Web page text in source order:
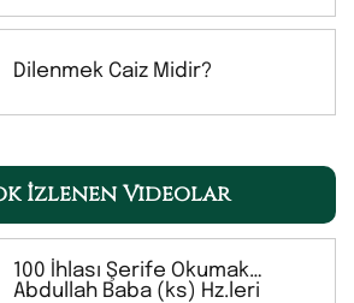
Dilenmek Caiz Midir?
İzlenen Videolar
100 İhlası Şerife Okumak…
Abdullah Baba (ks) Hz.leri